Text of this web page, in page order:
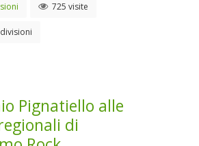
725 visite
Pignatiello alle
di